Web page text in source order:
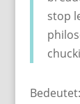
stop